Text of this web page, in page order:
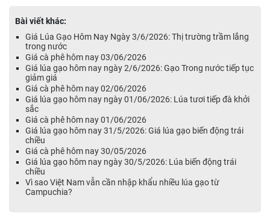
Bài viết khác:
Giá Lúa Gạo Hôm Nay Ngày 3/6/2026: Thị trường trầm lắng
trong nước
Giá cà phê hôm nay 03/06/2026
Giá lúa gạo hôm nay ngày 2/6/2026: Gạo Trong nước tiếp tục
giảm giá
Giá cà phê hôm nay 02/06/2026
Giá lúa gạo hôm nay ngày 01/06/2026: Lúa tươi tiếp đà khởi
sắc
Giá cà phê hôm nay 01/06/2026
Giá lúa gạo hôm nay 31/5/2026: Giá lúa gạo biến động trái
chiều
Giá cà phê hôm nay 30/05/2026
Giá lúa gạo hôm nay ngày 30/5/2026: Lúa biến động trái
chiều
Vì sao Việt Nam vẫn cần nhập khẩu nhiều lúa gạo từ
Campuchia?